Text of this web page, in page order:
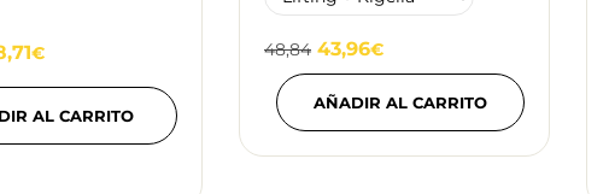
€
AL CARRITO
48,84 43,96€
AÑADIR AL CARRITO